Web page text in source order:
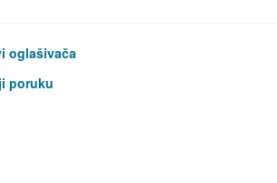
oglašivača
poruku